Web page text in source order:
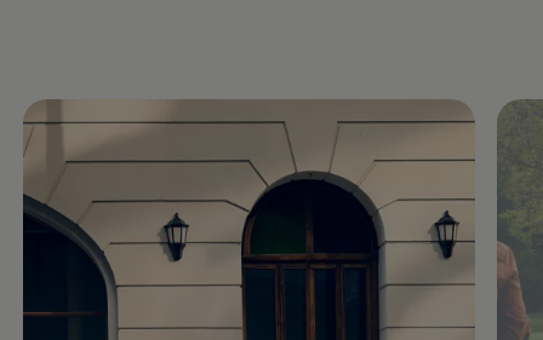
Volkswagen Teile
Zubehör
Modellspezifisches Zubehör
Schutz und Pflege
Entertainment und Elektronik
Individualisieren
Wallbox und Ladekabel
Digitale Extras
Dienste für Ihr Modell finden
Volkswagen Apps, Login und Shop